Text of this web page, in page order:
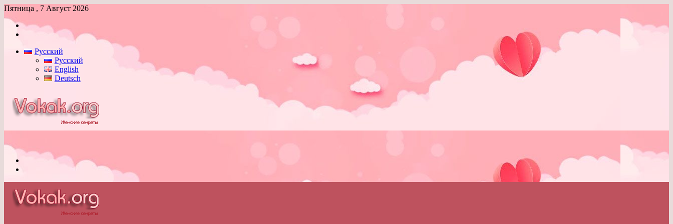
Пятница , 7 Август 2026
Войти
Русский
Русский
English
Deutsch